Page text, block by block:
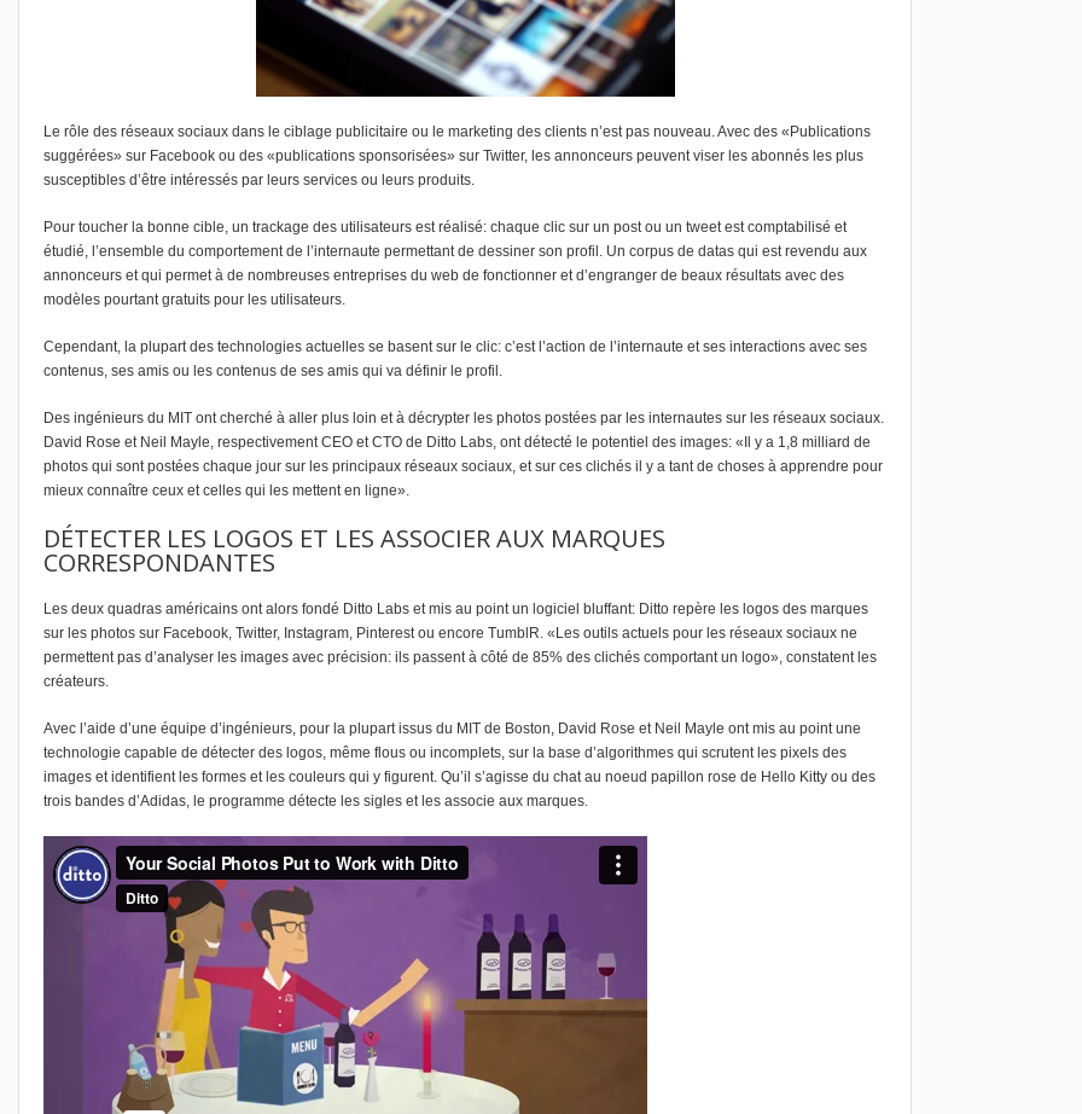
Le rôle des réseaux sociaux dans le ciblage publicitaire ou le marketing des clients n’est pas nouveau. Avec des «Publications
suggérées» sur Facebook ou des «publications sponsorisées» sur Twitter, les annonceurs peuvent viser les abonnés les plus
susceptibles d’être intéressés par leurs services ou leurs produits.
Pour toucher la bonne cible, un trackage des utilisateurs est réalisé: chaque clic sur un post ou un tweet est comptabilisé et
étudié, l’ensemble du comportement de l’internaute permettant de dessiner son profil. Un corpus de datas qui est revendu aux
annonceurs et qui permet à de nombreuses entreprises du web de fonctionner et d’engranger de beaux résultats avec des
modèles pourtant gratuits pour les utilisateurs.
Cependant, la plupart des technologies actuelles se basent sur le clic: c’est l’action de l’internaute et ses interactions avec ses
contenus, ses amis ou les contenus de ses amis qui va définir le profil.
Des ingénieurs du MIT ont cherché à aller plus loin et à décrypter les photos postées par les internautes sur les réseaux sociaux.
David Rose et Neil Mayle, respectivement CEO et CTO de Ditto Labs, ont détecté le potentiel des images: «Il y a 1,8 milliard de
photos qui sont postées chaque jour sur les principaux réseaux sociaux, et sur ces clichés il y a tant de choses à apprendre pour
mieux connaître ceux et celles qui les mettent en ligne».
DÉTECTER LES LOGOS ET LES ASSOCIER AUX MARQUES
CORRESPONDANTES
Les deux quadras américains ont alors fondé Ditto Labs et mis au point un logiciel bluffant: Ditto repère les logos des marques
sur les photos sur Facebook, Twitter, Instagram, Pinterest ou encore TumblR. «Les outils actuels pour les réseaux sociaux ne
permettent pas d’analyser les images avec précision: ils passent à côté de 85% des clichés comportant un logo», constatent les
créateurs.
Avec l’aide d’une équipe d’ingénieurs, pour la plupart issus du MIT de Boston, David Rose et Neil Mayle ont mis au point une
technologie capable de détecter des logos, même flous ou incomplets, sur la base d’algorithmes qui scrutent les pixels des
images et identifient les formes et les couleurs qui y figurent. Qu’il s’agisse du chat au noeud papillon rose de Hello Kitty ou des
trois bandes d’Adidas, le programme détecte les sigles et les associe aux marques.